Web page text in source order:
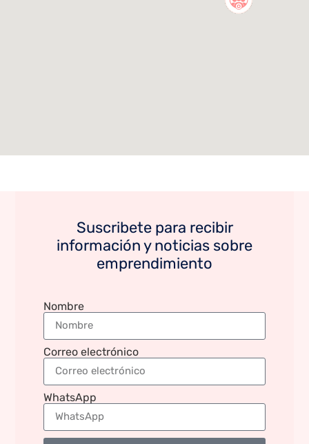
Suscribete para recibir
información y noticias sobre
emprendimiento
Nombre
Correo electrónico
WhatsApp